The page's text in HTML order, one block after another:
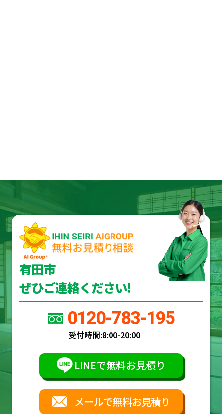
有田市
ぜひご連絡ください!
0120-783-195
受付時間:8:00-20:00
LINEで無料お見積り
メールで無料お見積り